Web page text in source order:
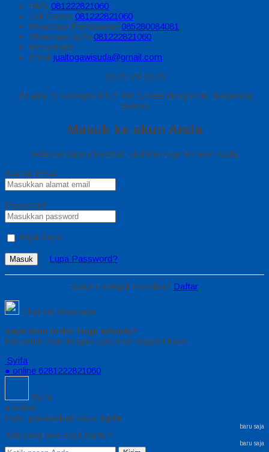
SMS 081222821060
Call Center 081222821060
Whatsapp Pemesanan 085280084081
Whatsapp Syifa 081222821060
Messenger
Email jualtogawisuda@gmail.com
08.00 s/d 20.00
Jl Letda D Suprapto RT 3 RW 5 Gerendeng Kota Tangerang
Banten
Masuk ke akun Anda
Selamat datang kembali, silahkan login ke akun Anda.
Alamat Email
Password
Ingat Saya
Masuk Lupa Password?
Belum menjadi member? Daftar
Chat via Whatsapp
saya mau order toga wisuda?
Klik untuk chat dengan customer support kami
Syifa
● online 6281222821060
Syifa
● online
Halo, perkenalkan saya Syifa
baru saja
Ada yang bisa saya bantu?
baru saja